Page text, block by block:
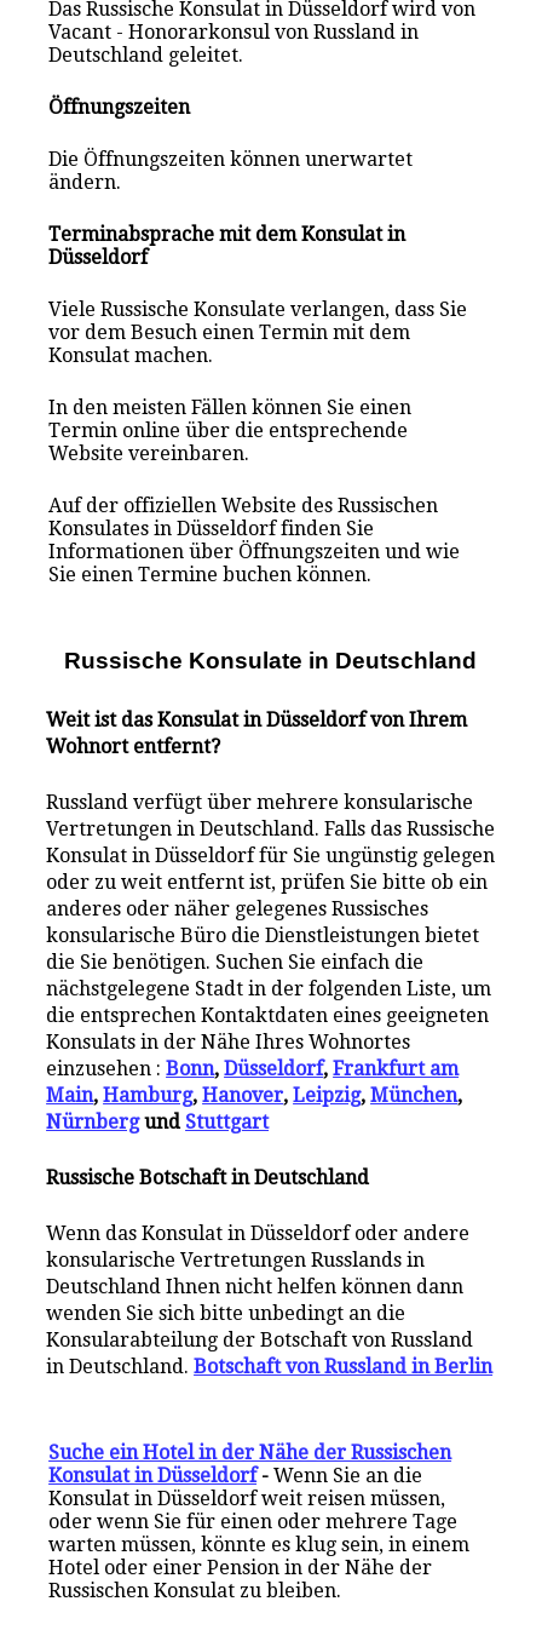
Das Russische Konsulat in Düsseldorf wird von
Vacant - Honorarkonsul von Russland in
Deutschland geleitet.
Öffnungszeiten
Die Öffnungszeiten können unerwartet
ändern.
Terminabsprache mit dem Konsulat in
Düsseldorf
Viele Russische Konsulate verlangen, dass Sie
vor dem Besuch einen Termin mit dem
Konsulat machen.
In den meisten Fällen können Sie einen
Termin online über die entsprechende
Website vereinbaren.
Auf der offiziellen Website des Russischen
Konsulates in Düsseldorf finden Sie
Informationen über Öffnungszeiten und wie
Sie einen Termine buchen können.
Russische Konsulate in Deutschland
Weit ist das Konsulat in Düsseldorf von Ihrem
Wohnort entfernt?
Russland verfügt über mehrere konsularische
Vertretungen in Deutschland. Falls das Russische
Konsulat in Düsseldorf für Sie ungünstig gelegen
oder zu weit entfernt ist, prüfen Sie bitte ob ein
anderes oder näher gelegenes Russisches
konsularische Büro die Dienstleistungen bietet
die Sie benötigen. Suchen Sie einfach die
nächstgelegene Stadt in der folgenden Liste, um
die entsprechen Kontaktdaten eines geeigneten
Konsulats in der Nähe Ihres Wohnortes
einzusehen :Bonn,Düsseldorf,Frankfurt am
Main,Hamburg,Hanover,Leipzig,München,
Nürnbergund Stuttgart
Russische Botschaft in Deutschland
Wenn das Konsulat in Düsseldorf oder andere
konsularische Vertretungen Russlands in
Deutschland Ihnen nicht helfen können dann
wenden Sie sich bitte unbedingt an die
Konsularabteilung der Botschaft von Russland
in Deutschland.Botschaft von Russland in Berlin
Suche ein Hotel in der Nähe der Russischen
Konsulat in Düsseldorf-Wenn Sie an die
Konsulat in Düsseldorf weit reisen müssen,
oder wenn Sie für einen oder mehrere Tage
warten müssen, könnte es klug sein, in einem
Hotel oder einer Pension in der Nähe der
Russischen Konsulat zu bleiben.